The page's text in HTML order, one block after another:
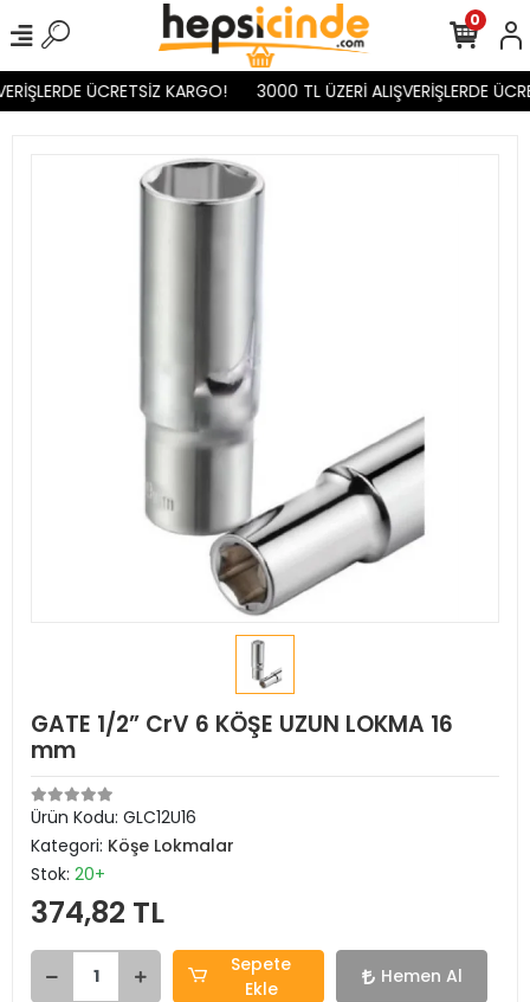
ÜCRETSİZ KARGO! 3000 TL ÜZERİ ALIŞVERİŞLERDE
0
GATE 1/2” CrV 6 KÖŞE UZUN LOKMA 16
mm
Ürün Kodu: GLC12U16
Kategori: Köşe Lokmalar
Stok: 20+
374,82 TL
Sepete
Ekle
Hemen Al